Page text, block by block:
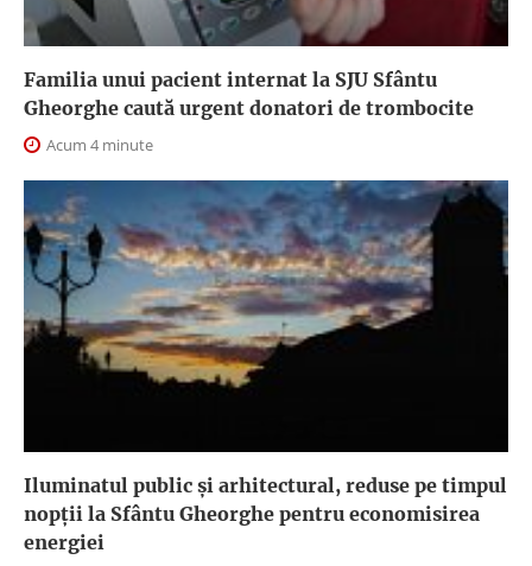
Familia unui pacient internat la SJU Sfântu
Gheorghe caută urgent donatori de trombocite
Acum 4 minute
Iluminatul public şi arhitectural, reduse pe timpul
nopţii la Sfântu Gheorghe pentru economisirea
energiei